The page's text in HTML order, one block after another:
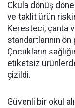
Okula dönüş
ve taklit ürün
Keresteci, çanta
standartlarının
Çocukların
etiketsiz
çizildi.
Güvenli bir okul